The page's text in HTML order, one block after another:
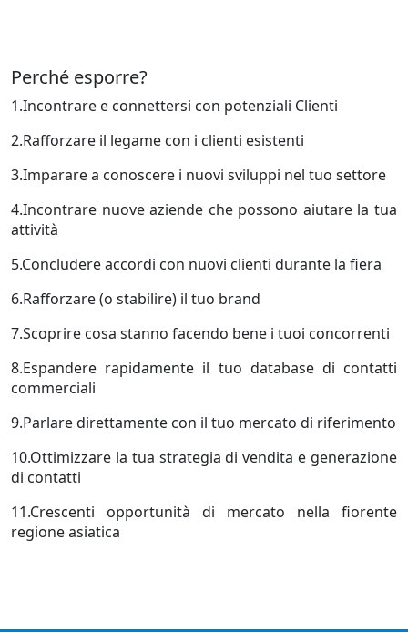
Perché esporre?
1.Incontrare e connettersi con potenziali Clienti
2.Rafforzare il legame con i clienti esistenti
3.Imparare a conoscere i nuovi sviluppi nel tuo settore
4.Incontrare nuove aziende che possono aiutare la tua
attività
5.Concludere accordi con nuovi clienti durante la fiera
6.Rafforzare (o stabilire) il tuo brand
7.Scoprire cosa stanno facendo bene i tuoi concorrenti
8.Espandere rapidamente il tuo database di contatti
commerciali
9.Parlare direttamente con il tuo mercato di riferimento
10.Ottimizzare la tua strategia di vendita e generazione
di contatti
11.Crescenti opportunità di mercato nella fiorente
regione asiatica